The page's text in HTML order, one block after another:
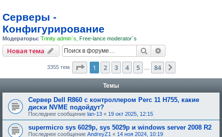
Серверы -
Конфигурирование
Модераторы: Trinity admin`s Free-lance moderator`s
Новая тема Поиск
3355 тем Страница из 84
1 2 3 4 5 84
Темы
Сервер Dell R860 с контроллером Perc 11 H755, какие
диски NVME подойдут?
Последнее сообщение lan-13 « 19 окт 2025, 12:15
supermicro sys 6029p, sys 5029p и windows server 2008 R2
Последнее сообщение AndreyZ1 « 14 ноя 2024, 10:19